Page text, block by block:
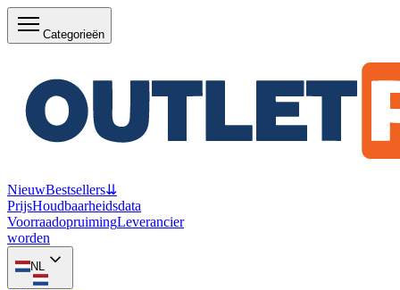
Categorieën
NieuwBestsellers⇊
PrijsHoudbaarheidsdata
VoorraadopruimingLeverancier
worden
NL